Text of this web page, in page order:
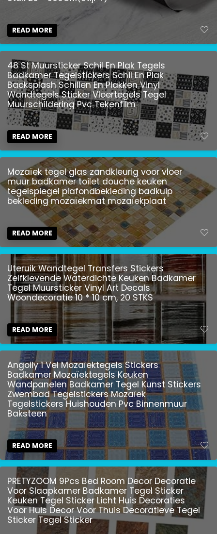
READ MORE
48 St Muursticker Schil En Plak Tegels
Badkamer Tegelstickers Schil En Plak
Backsplash Schillen En Plakken Vinyl
Wandtegels Sticker Vloertegels Tegel
Muurschildering Pvc Tekenfilm
READ MORE
Mozaïek tegel glas zandkleurig voor vloer
muur badkamer toilet douche keuken
tegelspiegel plafondbekleding badkuip
bekleding mozaïekmat mozaïekplaat
READ MORE
Uteruik Wandtegel Transfers Stickers
Zelfklevende Waterdichte Keuken Badkamer
Tegel Muursticker Vinyl Art Decals
Woondecoratie 10 * 10 cm, 20 STKS
READ MORE
Angoily 1 Vel Mozaïektegels Stickers
Badkamer Mozaïektegels Keuken
Wandpanelen Badkamer Tegel Kunst Stickers
Zwembad Tegelstickers Mozaïek
Tegelstickers Huishouden Pvc Binnenmuur
Baksteen
READ MORE
PRETYZOOM 9Pcs Bed Room Decor Decoratie
Voor Slaapkamer Badkamer Tegel Sticker
Keuken Tegel Sticker Licht Huis Decoraties
Voor Huis Decor Voor Thuis Decoratieve Tegel
Sticker Tegel Sticker